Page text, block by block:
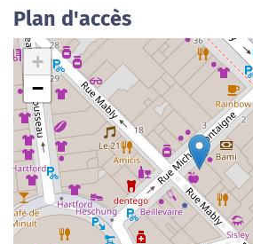
Plan d'accès
+
−